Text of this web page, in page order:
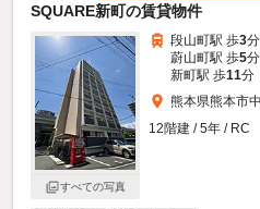
SQUARE新町の賃貸物件
すべての写真
段山町駅 歩3
蔚山町駅 歩5
新町駅 歩11分
熊本県熊本市
12階建 / 5年 / RC